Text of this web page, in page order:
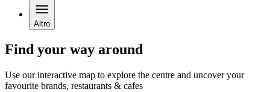
Altro
Find your way around
Use our interactive map to explore the centre and uncover your
favourite brands, restaurants & cafes